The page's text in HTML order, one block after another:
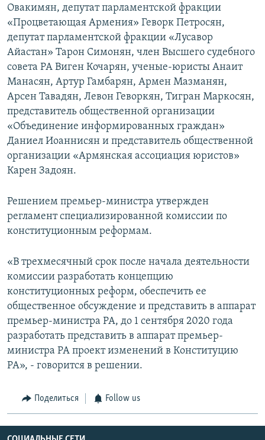
Овакимян, депутат парламентской фракции
«Процветающая Армения» Геворк Петросян,
депутат парламентской фракции «Лусавор
Айастан» Тарон Симонян, член Высшего судебного
совета РА Виген Кочарян, ученые-юристы Анаит
Манасян, Артур Гамбарян, Армен Мазманян,
Арсен Тавадян, Левон Геворкян, Тигран Маркосян,
представитель общественной организации
«Объединение информированных граждан»
Даниел Иоаннисян и представитель общественной
организации «Армянская ассоциация юристов»
Карен Задоян.
Решением премьер-министра утвержден
регламент специализированной комиссии по
конституционным реформам.
«В трехмесячный срок после начала деятельности
комиссии разработать концепцию
конституционных реформ, обеспечить ее
общественное обсуждение и представить в аппарат
премьер-министра РА, до 1 сентября 2020 года
разработать представить в аппарат премьер-
министра РА проект изменений в Конституцию
РА», - говорится в решении.
Поделиться Follow us